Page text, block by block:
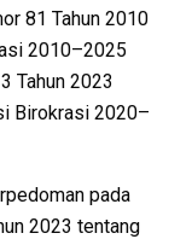
81 Tahun 2010
2010–2025
Tahun 2023
Birokrasi 2020–
pada
2023 tentang